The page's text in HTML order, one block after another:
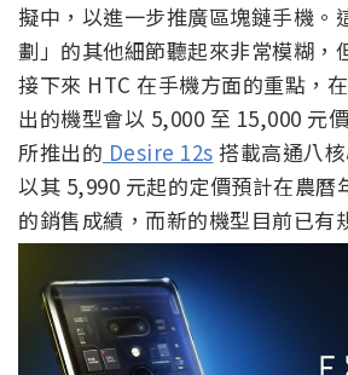
擬中，以進一步推廣區塊鏈手機。
劃」的其他細節聽起來非常模糊，
接下來 HTC 在手機方面的重點，
出的機型會以 5,000 至 15,000 元
所推出的 Desire 12s 搭載高通八
以其 5,990 元起的定價預計在農曆
的銷售成績，而新的機型目前已有